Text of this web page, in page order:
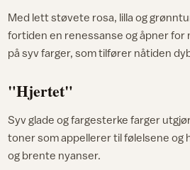
Med lett støvete rosa, lilla og
fortiden en renessanse og åpner for
på syv farger, som tilfører nåtiden
"Hjertet"
Syv glade og fargesterke farger
toner som appellerer til følelsene og
og brente nyanser.